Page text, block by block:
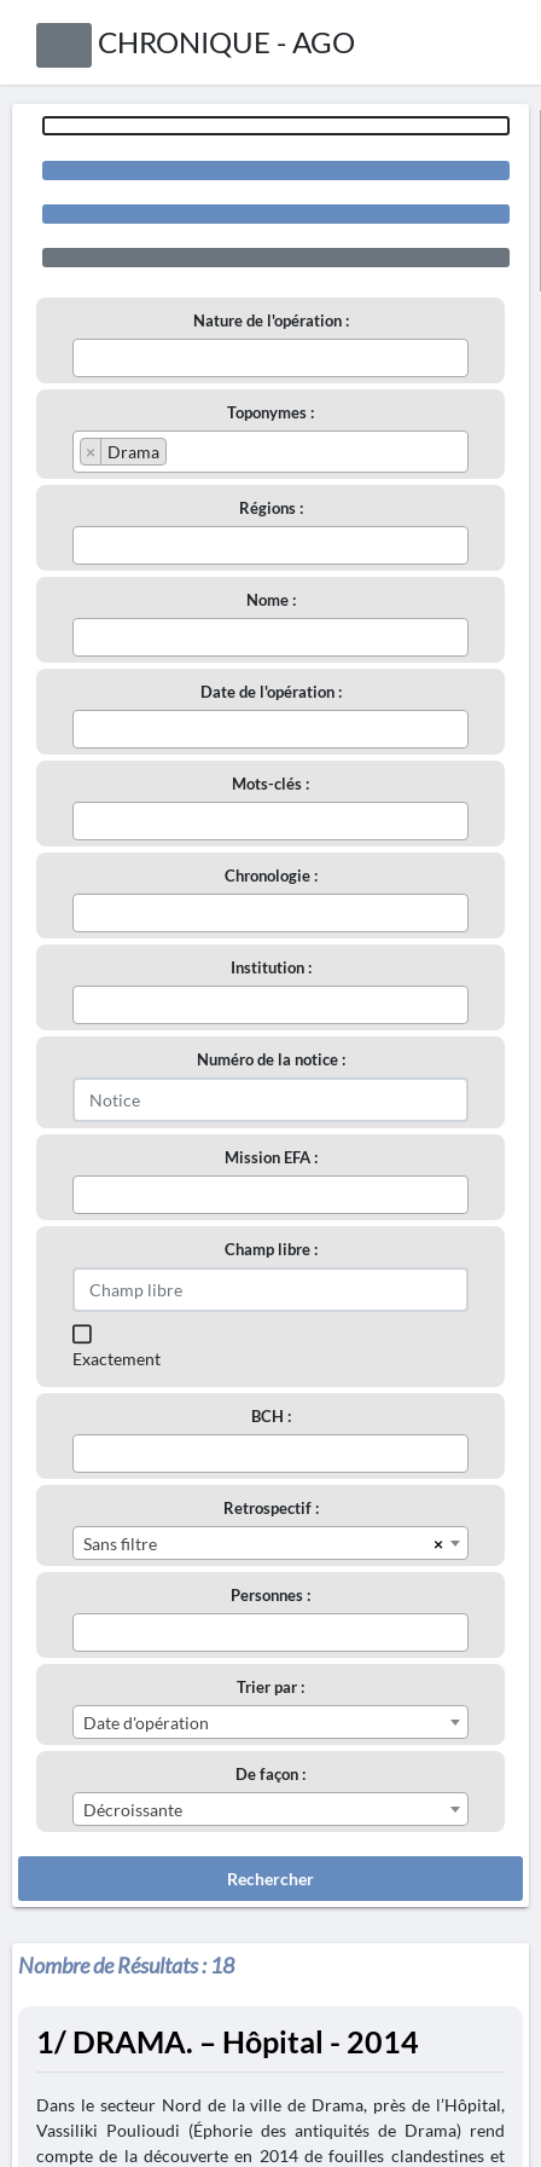
CHRONIQUE - AGO
Nature de l'opération :
Toponymes :
× Drama
Régions :
Nome :
Date de l'opération :
Mots-clés :
Chronologie :
Institution :
Numéro de la notice :
Mission EFA :
Champ libre :
Exactement
BCH :
Retrospectif :
×
Sans filtre
Personnes :
Trier par :
Date d'opération
De façon :
Décroissante
Rechercher
Nombre de Résultats :18
1/ DRAMA. – Hôpital - 2014
Dans le secteur Nord de la ville de Drama, près de l’Hôpital,
Vassiliki Poulioudi (Éphorie des antiquités de Drama) rend
compte de la découverte en 2014 de fouilles clandestines et